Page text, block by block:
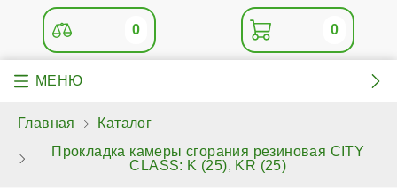
0 0
Главная
Каталог
Прокладка камеры сгорания резиновая CITY
CLASS: K (25), KR (25)